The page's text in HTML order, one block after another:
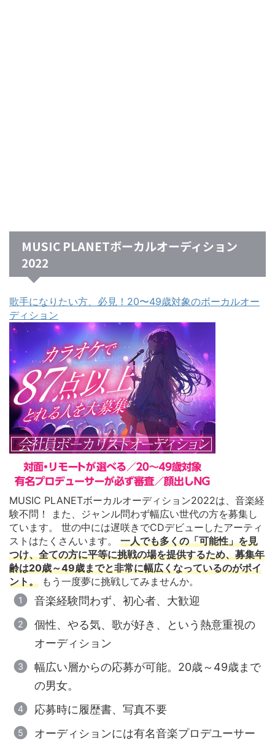
MUSIC PLANETボーカルオーディション
2022
歌手になりたい方、必見！20〜49歳対象のボーカルオー
ディション
MUSIC PLANETボーカルオーディション2022は、音楽経
験不問！ また、ジャンル問わず幅広い世代の方を募集し
ています。 世の中には遅咲きでCDデビューしたアーティ
ストはたくさんいます。 一人でも多くの「可能性」を見
つけ、全ての方に平等に挑戦の場を提供するため、募集年
齢は20歳～49歳までと非常に幅広くなっているのがポイ
ント。 もう一度夢に挑戦してみませんか。
音楽経験問わず、初心者、大歓迎
個性、やる気、歌が好き、という熱意重視の
オーディション
幅広い層からの応募が可能。20歳～49歳まで
の男女。
応募時に履歴書、写真不要
オーディションには有名音楽プロデユーサー